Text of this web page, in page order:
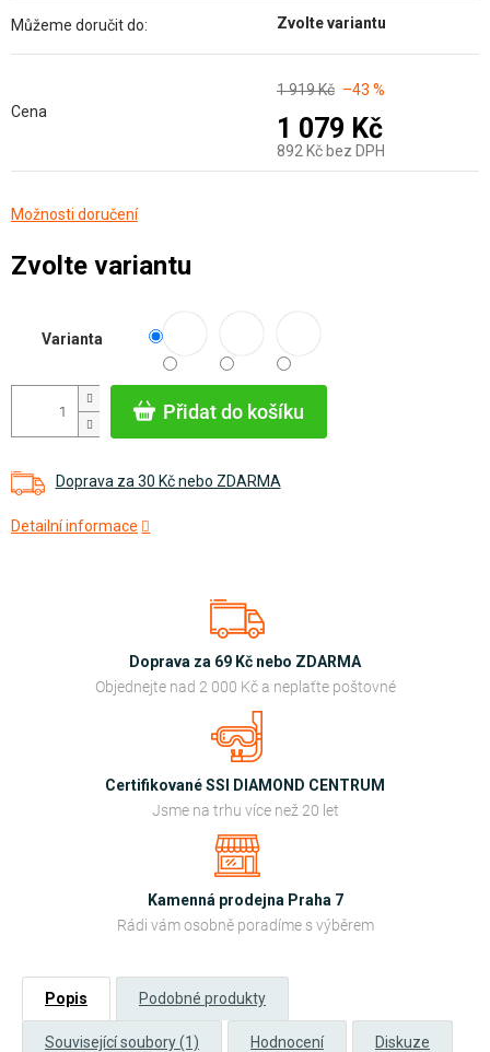
Přidat do košíku
Doprava za 30 Kč nebo ZDARMA
Detailní informace
Můžeme doručit do: Zvolte variantu
Cena
1 919 Kč –43 %
1 079 Kč
892 Kč bez DPH
Možnosti doručení
Zvolte variantu
Varianta
Doprava za 69 Kč nebo ZDARMA
Objednejte nad 2 000 Kč a neplaťte poštovné
Certifikované SSI DIAMOND CENTRUM
Jsme na trhu více než 20 let
Kamenná prodejna Praha 7
Rádi vám osobně poradíme s výběrem
Popis Podobné produkty
Související soubory (1) Hodnocení Diskuze